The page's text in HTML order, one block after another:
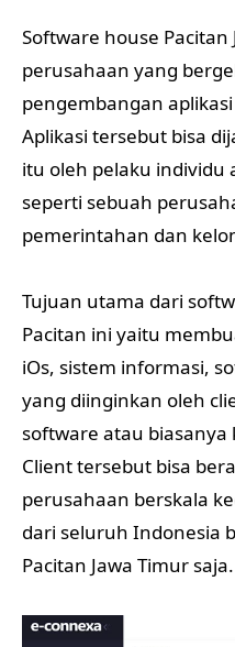
Software house
perusahaan yang
pengembangan
Aplikasi tersebut bisa
itu oleh pelaku
seperti sebuah
pemerintahan dan
Tujuan utama dari
Pacitan ini yaitu
iOs, sistem informasi,
yang diinginkan oleh
software atau
Client tersebut bisa
perusahaan berskala
dari seluruh Indonesia
Pacitan Jawa Timur saja.